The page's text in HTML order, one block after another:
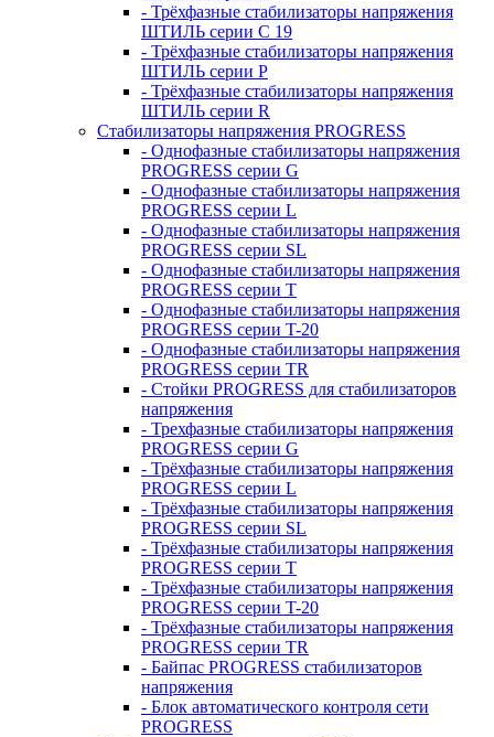
- Трёхфазные стабилизаторы напряжения
ШТИЛЬ серии C 19
- Трёхфазные стабилизаторы напряжения
ШТИЛЬ серии P
- Трёхфазные стабилизаторы напряжения
ШТИЛЬ серии R
Стабилизаторы напряжения PROGRESS
- Однофазные стабилизаторы напряжения
PROGRESS серии G
- Однофазные стабилизаторы напряжения
PROGRESS серии L
- Однофазные стабилизаторы напряжения
PROGRESS серии SL
- Однофазные стабилизаторы напряжения
PROGRESS серии T
- Однофазные стабилизаторы напряжения
PROGRESS серии T-20
- Однофазные стабилизаторы напряжения
PROGRESS серии TR
- Стойки PROGRESS для стабилизаторов
напряжения
- Трехфазные стабилизаторы напряжения
PROGRESS серии G
- Трёхфазные стабилизаторы напряжения
PROGRESS серии L
- Трёхфазные стабилизаторы напряжения
PROGRESS серии SL
- Трёхфазные стабилизаторы напряжения
PROGRESS серии T
- Трёхфазные стабилизаторы напряжения
PROGRESS серии T-20
- Трёхфазные стабилизаторы напряжения
PROGRESS серии TR
- Байпас PROGRESS стабилизаторов
напряжения
- Блок автоматического контроля сети
PROGRESS